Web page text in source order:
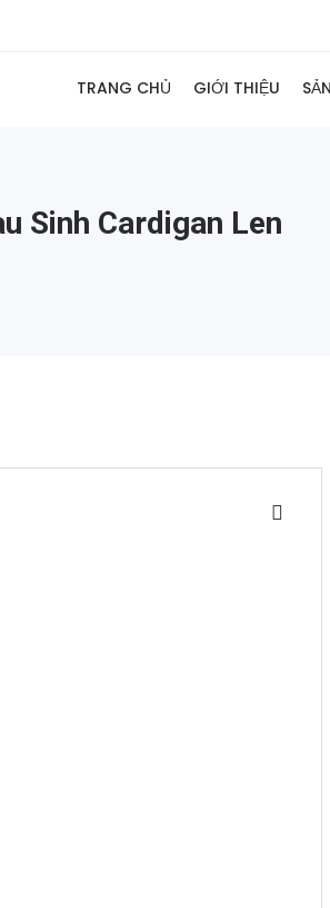
TRANG CHỦ GIỚI THIỆU
Sinh Cardigan Len